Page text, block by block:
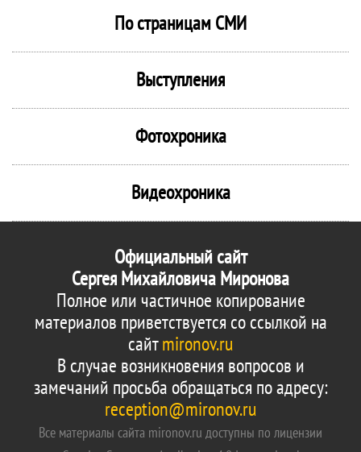
По страницам СМИ
Выступления
Фотохроника
Видеохроника
Официальный сайт
Сергея Михайловича Миронова
Полное или частичное копирование
материалов приветствуется со ссылкой на
сайтmironov.ru
В случае возникновения вопросов и
замечаний просьба обращаться по адресу:
reception@mironov.ru
Все материалы сайта mironov.ru доступны по лицензии